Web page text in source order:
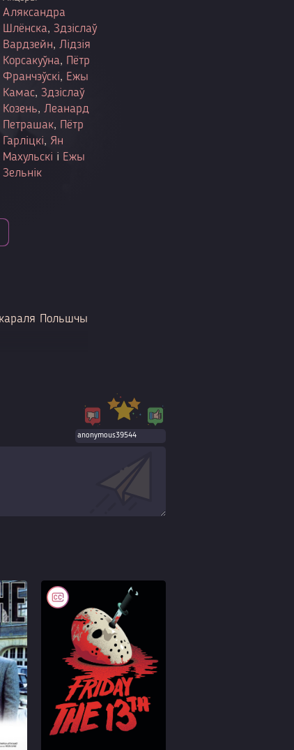
Аляксандра
Шлёнска, Здзіслаў
Вардзейн, Лідзія
Корсакуўна, Пётр
Франчэўскі, Ежы
Камас, Здзіслаў
Козень, Леанард
Петрашак, Пётр
Гарліцкі, Ян
Махульскі і Ежы
Зельнік
Польшчы